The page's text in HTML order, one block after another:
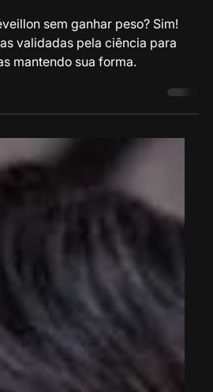
as festas sem engordar:
sem ganhar peso? Sim!
validadas pela ciência para
mantendo sua forma.